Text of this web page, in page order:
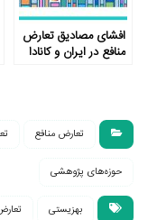
افشای مصادیق تعارض
منافع در ایران و کانادا
تعارض منافع
حوزه‌های پژوهشی
بهزیستی